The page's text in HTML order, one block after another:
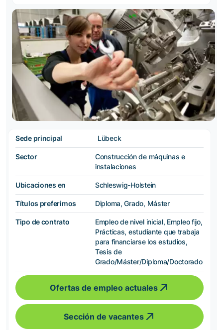
Sede principal Lübeck
Sector
Construcción de máquinas e
instalaciones
Ubicaciones en Schleswig-Holstein
Títulos preferimos Diploma, Grado, Máster
Tipo de contrato
Empleo de nivel inicial, Empleo fijo,
Prácticas, estudiante que trabaja
para financiarse los estudios,
Tesis de
Grado/Máster/Diploma/Doctorado
Ofertas de empleo actuales
Sección de vacantes